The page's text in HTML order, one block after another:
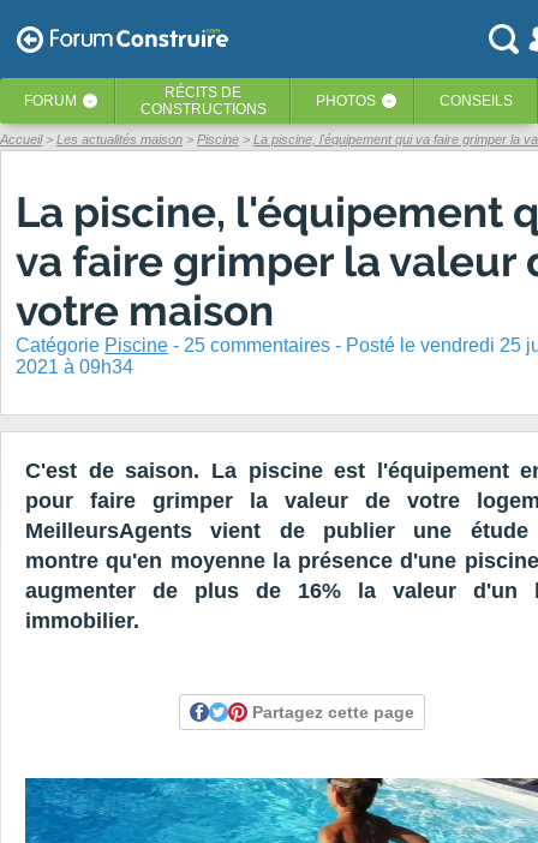
FORUM ‹ RÉCITS DE
CONSTRUCTIONS
PHOTOS ‹ CONSEILS
Accueil Les actualités maison Piscine La piscine, l'équipement qui va faire grimper la
La piscine, l'équipement
va faire grimper la valeur
votre maison
Catégorie Piscine - 25 commentaires - Posté le vendredi 25
2021 à 09h34
C'est de saison. La piscine est l'équipement
pour faire grimper la valeur de votre
MeilleursAgents vient de publier une
montre qu'en moyenne la présence d'une
augmenter de plus de 16% la valeur d'un
immobilier.
Partagez cette page